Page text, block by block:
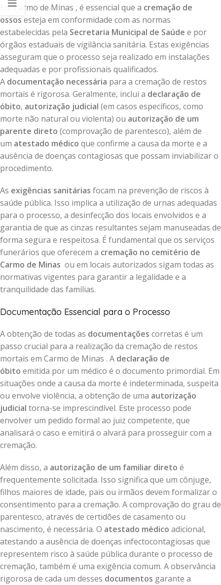
Em Carmo de Minas , é essencial que a cremação de
ossos esteja em conformidade com as normas
estabelecidas pela Secretaria Municipal de Saúde e por
órgãos estaduais de vigilância sanitária. Estas exigências
asseguram que o processo seja realizado em instalações
adequadas e por profissionais qualificados.
A documentação necessária para a cremação de restos
mortais é rigorosa. Geralmente, inclui a declaração de
óbito, autorização judicial (em casos específicos, como
morte não natural ou violenta) ou autorização de um
parente direto (comprovação de parentesco), além de
um atestado médico que confirme a causa da morte e a
ausência de doenças contagiosas que possam inviabilizar o
procedimento.
As exigências sanitárias focam na prevenção de riscos à
saúde pública. Isso implica a utilização de urnas adequadas
para o processo, a desinfecção dos locais envolvidos e a
garantia de que as cinzas resultantes sejam manuseadas de
forma segura e respeitosa. É fundamental que os serviços
funerários que oferecem a cremação no cemitério de
Carmo de Minas ou em locais autorizados sigam todas as
normativas vigentes para garantir a legalidade e a
tranquilidade das famílias.
Documentação Essencial para o Processo
A obtenção de todas as documentações corretas é um
passo crucial para a realização da cremação de restos
mortais em Carmo de Minas . A declaração de
óbito emitida por um médico é o documento primordial. Em
situações onde a causa da morte é indeterminada, suspeita
ou envolve violência, a obtenção de uma autorização
judicial torna-se imprescindível. Este processo pode
envolver um pedido formal ao juiz competente, que
analisará o caso e emitirá o alvará para prosseguir com a
cremação.
Além disso, a autorização de um familiar direto é
frequentemente solicitada. Isso significa que um cônjuge,
filhos maiores de idade, pais ou irmãos devem formalizar o
consentimento para a cremação. A comprovação do grau de
parentesco, através de certidões de casamento ou
nascimento, é necessária. O atestado médico adicional,
atestando a ausência de doenças infectocontagiosas que
representem risco à saúde pública durante o processo de
cremação, também é uma exigência comum. A observância
rigorosa de cada um desses documentos garante a